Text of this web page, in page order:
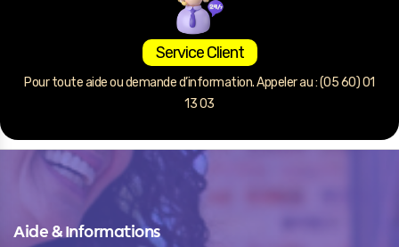
Service Client
Pour toute aide ou demande d’information. Appeler au : (05 60) 01
13 03
Aide & Informations